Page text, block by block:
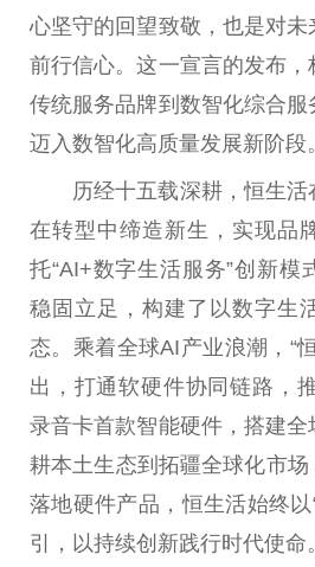
心坚守的回望致敬，也是对
前行信心。这一宣言的发布
传统服务品牌到数智化综合
迈入数智化高质量发展新阶段。
历经十五载深耕，恒生活
在转型中缔造新生，实现品
托“AI+数字生活服务”创新模
稳固立足，构建了以数字生
态。乘着全球AI产业浪潮，“
出，打通软硬件协同链路，
录音卡首款智能硬件，搭建
耕本土生态到拓疆全球化市场
落地硬件产品，恒生活始终以
引，以持续创新践行时代使命。